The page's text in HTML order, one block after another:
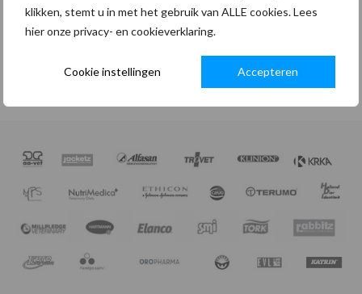
klikken, stemt u in met het gebruik van ALLE cookies. Lees
hier onze privacy- en cookieverklaring.
Cookie instellingen Accepteren
zoals omschreven in onzeprivacybeleid.